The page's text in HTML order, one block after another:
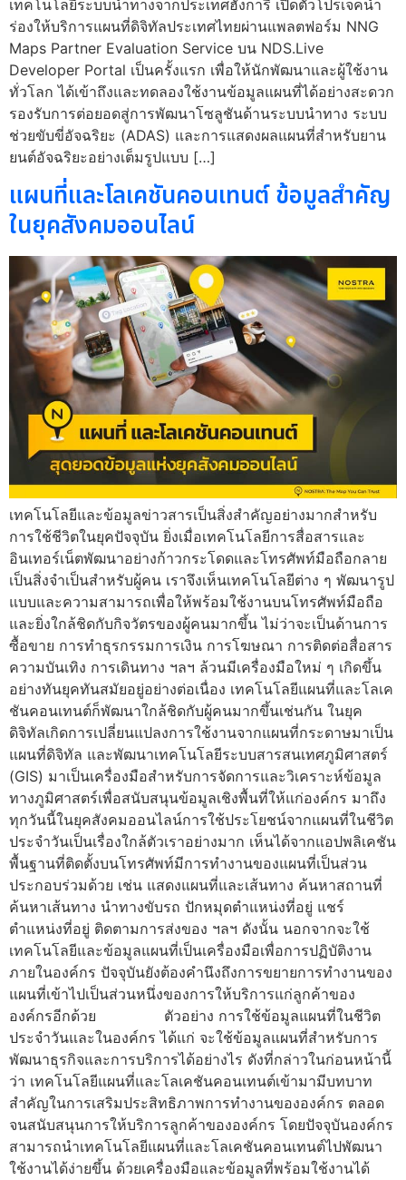
เทคโนโลยีระบบนำทางจากประเทศฮังการี เปิดตัวโปรเจคนำ
ร่องให้บริการแผนที่ดิจิทัลประเทศไทยผ่านแพลตฟอร์ม NNG
Maps Partner Evaluation Service บน NDS.Live
Developer Portal เป็นครั้งแรก เพื่อให้นักพัฒนาและผู้ใช้งาน
ทั่วโลก ได้เข้าถึงและทดลองใช้งานข้อมูลแผนที่ได้อย่างสะดวก
รองรับการต่อยอดสู่การพัฒนาโซลูชันด้านระบบนำทาง ระบบ
ช่วยขับขี่อัจฉริยะ (ADAS) และการแสดงผลแผนที่สำหรับยาน
ยนต์อัจฉริยะอย่างเต็มรูปแบบ […]
แผนที่และโลเคชันคอนเทนต์ ข้อมูลสำคัญ
ในยุคสังคมออนไลน์
เทคโนโลยีและข้อมูลข่าวสารเป็นสิ่งสำคัญอย่างมากสำหรับ
การใช้ชีวิตในยุคปัจจุบัน ยิ่งเมื่อเทคโนโลยีการสื่อสารและ
อินเทอร์เน็ตพัฒนาอย่างก้าวกระโดดและโทรศัพท์มือถือกลาย
เป็นสิ่งจำเป็นสำหรับผู้คน เราจึงเห็นเทคโนโลยีต่าง ๆ พัฒนารูป
แบบและความสามารถเพื่อให้พร้อมใช้งานบนโทรศัพท์มือถือ
และยิ่งใกล้ชิดกับกิจวัตรของผู้คนมากขึ้น ไม่ว่าจะเป็นด้านการ
ซื้อขาย การทำธุรกรรมการเงิน การโฆษณา การติดต่อสื่อสาร
ความบันเทิง การเดินทาง ฯลฯ ล้วนมีเครื่องมือใหม่ ๆ เกิดขึ้น
อย่างทันยุคทันสมัยอยู่อย่างต่อเนื่อง เทคโนโลยีแผนที่และโลเค
ชันคอนเทนต์ก็พัฒนาใกล้ชิดกับผู้คนมากขึ้นเช่นกัน ในยุค
ดิจิทัลเกิดการเปลี่ยนแปลงการใช้งานจากแผนที่กระดาษมาเป็น
แผนที่ดิจิทัล และพัฒนาเทคโนโลยีระบบสารสนเทศภูมิศาสตร์
(GIS) มาเป็นเครื่องมือสำหรับการจัดการและวิเคราะห์ข้อมูล
ทางภูมิศาสตร์เพื่อสนับสนุนข้อมูลเชิงพื้นที่ให้แก่องค์กร มาถึง
ทุกวันนี้ในยุคสังคมออนไลน์การใช้ประโยชน์จากแผนที่ในชีวิต
ประจำวันเป็นเรื่องใกล้ตัวเราอย่างมาก เห็นได้จากแอปพลิเคชัน
พื้นฐานที่ติดตั้งบนโทรศัพท์มีการทำงานของแผนที่เป็นส่วน
ประกอบร่วมด้วย เช่น แสดงแผนที่และเส้นทาง ค้นหาสถานที่
ค้นหาเส้นทาง นำทางขับรถ ปักหมุดตำแหน่งที่อยู่ แชร์
ตำแหน่งที่อยู่ ติดตามการส่งของ ฯลฯ ดังนั้น นอกจากจะใช้
เทคโนโลยีและข้อมูลแผนที่เป็นเครื่องมือเพื่อการปฏิบัติงาน
ภายในองค์กร ปัจจุบันยังต้องคำนึงถึงการขยายการทำงานของ
แผนที่เข้าไปเป็นส่วนหนึ่งของการให้บริการแก่ลูกค้าของ
องค์กรอีกด้วย ตัวอย่าง การใช้ข้อมูลแผนที่ในชีวิต
ประจำวันและในองค์กร ได้แก่ จะใช้ข้อมูลแผนที่สำหรับการ
พัฒนาธุรกิจและการบริการได้อย่างไร ดังที่กล่าวในก่อนหน้านี้
ว่า เทคโนโลยีแผนที่และโลเคชันคอนเทนต์เข้ามามีบทบาท
สำคัญในการเสริมประสิทธิภาพการทำงานขององค์กร ตลอด
จนสนับสนุนการให้บริการลูกค้าขององค์กร โดยปัจจุบันองค์กร
สามารถนำเทคโนโลยีแผนที่และโลเคชันคอนเทนต์ไปพัฒนา
ใช้งานได้ง่ายขึ้น ด้วยเครื่องมือและข้อมูลที่พร้อมใช้งานได้